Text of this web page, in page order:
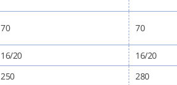
70 70
16/20
16/20
250
280